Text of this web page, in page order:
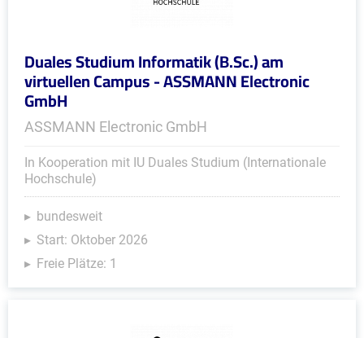
Duales Studium Informatik (B.Sc.) am
virtuellen Campus - ASSMANN Electronic
GmbH
ASSMANN Electronic GmbH
In Kooperation mit IU Duales Studium (Internationale
Hochschule)
bundesweit
Start: Oktober 2026
Freie Plätze: 1